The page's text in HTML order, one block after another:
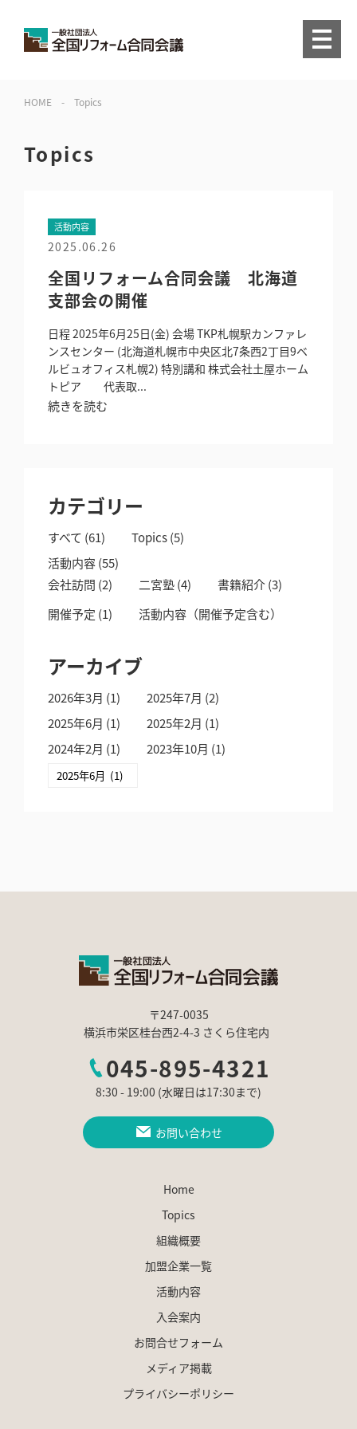
HOME - Topics
Topics
活動内容
2025.06.26
全国リフォーム合同会議 北海道
支部会の開催
日程 2025年6月25日(金) 会場 TKP札幌駅カンファレ
ンスセンター (北海道札幌市中央区北7条西2丁目9ベ
ルビュオフィス札幌2) 特別講和 株式会社土屋ホーム
トピア 代表取...
続きを読む
カテゴリー
すべて (61) Topics(5)
活動内容(55)
会社訪問 (2) 二宮塾(4) 書籍紹介(3)
開催予定 (1) 活動内容（開催予定含む）
アーカイブ
2026年3月 (1) 2025年7月 (2)
2025年6月 (1) 2025年2月 (1)
2024年2月 (1) 2023年10月 (1)
〒247-0035
横浜市栄区桂台西2-4-3 さくら住宅内
045-895-4321
8:30 - 19:00 (水曜日は17:30まで)
お問い合わせ
Home
Topics
組織概要
加盟企業一覧
活動内容
入会案内
お問合せフォーム
メディア掲載
プライバシーポリシー